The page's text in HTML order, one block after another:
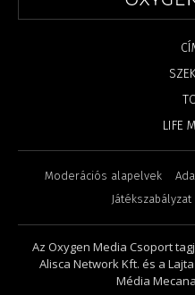
LIFE
Moderációs alapelvek
Játékszabályzat
Az Oxygen Media Csoport
Alisca Network Kft. és a
Média